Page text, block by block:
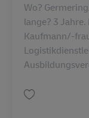
Wo?
lange? 3
Kaufmann/-